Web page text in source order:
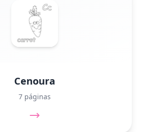
Cenoura
7 páginas